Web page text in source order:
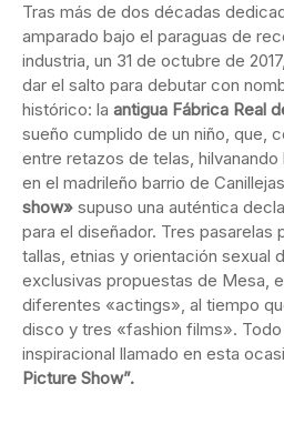
Tras más de dos décadas
amparado bajo el paraguas de
industria, un 31 de octubre de 2017,
dar el salto para debutar con
histórico: la antigua Fábrica Real
sueño cumplido de un niño, que,
entre retazos de telas, hilvanando
en el madrileño barrio de
show» supuso una auténtica
para el diseñador. Tres pasarelas
tallas, etnias y orientación sexual
exclusivas propuestas de Mesa,
diferentes «actings», al tiempo
disco y tres «fashion films».
inspiracional llamado en esta
Picture Show”.